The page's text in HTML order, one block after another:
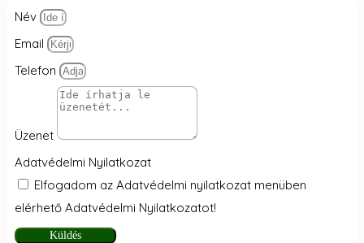
Név
Email
Telefon
Üzenet
Adatvédelmi Nyilatkozat
Elfogadom az Adatvédelmi nyilatkozat menüben
elérhető Adatvédelmi Nyilatkozatot!
Küldés